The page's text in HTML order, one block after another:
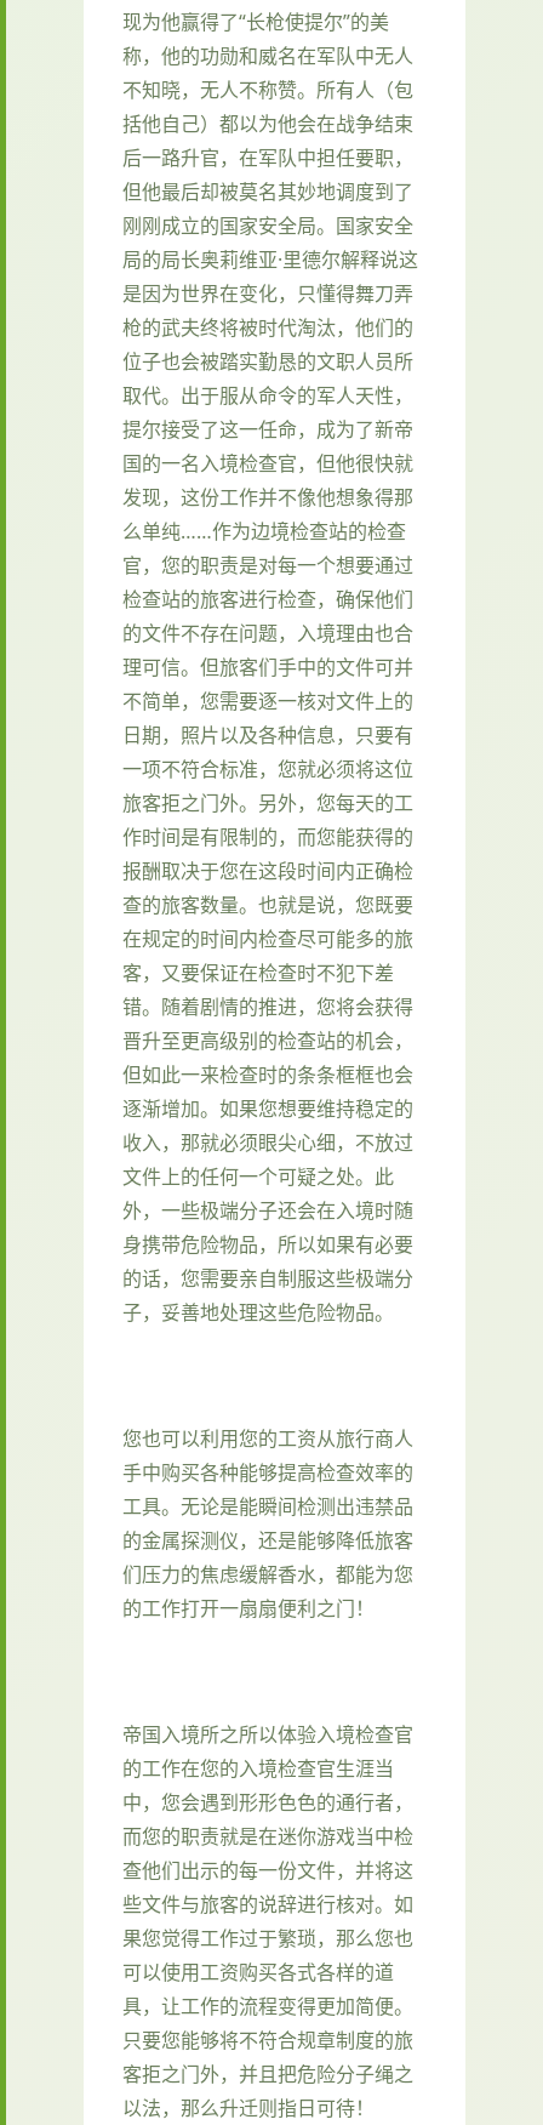
现为他赢得了“长枪使提尔”的美
称，他的功勋和威名在军队中无人
不知晓，无人不称赞。所有人（包
括他自己）都以为他会在战争结束
后一路升官，在军队中担任要职，
但他最后却被莫名其妙地调度到了
刚刚成立的国家安全局。国家安全
局的局长奥莉维亚·里德尔解释说这
是因为世界在变化，只懂得舞刀弄
枪的武夫终将被时代淘汰，他们的
位子也会被踏实勤恳的文职人员所
取代。出于服从命令的军人天性，
提尔接受了这一任命，成为了新帝
国的一名入境检查官，但他很快就
发现，这份工作并不像他想象得那
么单纯……作为边境检查站的检查
官，您的职责是对每一个想要通过
检查站的旅客进行检查，确保他们
的文件不存在问题，入境理由也合
理可信。但旅客们手中的文件可并
不简单，您需要逐一核对文件上的
日期，照片以及各种信息，只要有
一项不符合标准，您就必须将这位
旅客拒之门外。另外，您每天的工
作时间是有限制的，而您能获得的
报酬取决于您在这段时间内正确检
查的旅客数量。也就是说，您既要
在规定的时间内检查尽可能多的旅
客，又要保证在检查时不犯下差
错。随着剧情的推进，您将会获得
晋升至更高级别的检查站的机会，
但如此一来检查时的条条框框也会
逐渐增加。如果您想要维持稳定的
收入，那就必须眼尖心细，不放过
文件上的任何一个可疑之处。此
外，一些极端分子还会在入境时随
身携带危险物品，所以如果有必要
的话，您需要亲自制服这些极端分
子，妥善地处理这些危险物品。
您也可以利用您的工资从旅行商人
手中购买各种能够提高检查效率的
工具。无论是能瞬间检测出违禁品
的金属探测仪，还是能够降低旅客
们压力的焦虑缓解香水，都能为您
的工作打开一扇扇便利之门！
帝国入境所之所以体验入境检查官
的工作在您的入境检查官生涯当
中，您会遇到形形色色的通行者，
而您的职责就是在迷你游戏当中检
查他们出示的每一份文件，并将这
些文件与旅客的说辞进行核对。如
果您觉得工作过于繁琐，那么您也
可以使用工资购买各式各样的道
具，让工作的流程变得更加简便。
只要您能够将不符合规章制度的旅
客拒之门外，并且把危险分子绳之
以法，那么升迁则指日可待！